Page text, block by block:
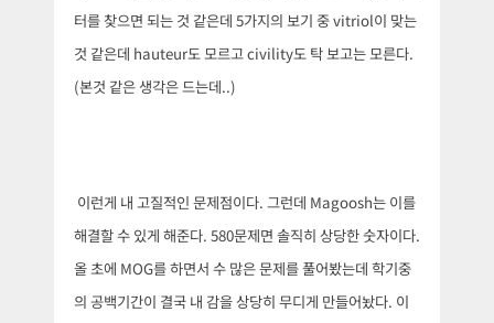
터를 찾으면 되는 것 같은데 5가지의 보기 중 vitriol이 맞는
것 같은데 hauteur도 모르고 civility도 탁 보고는 모른다.
(본것 같은 생각은 드는데..)
이런게 내 고질적인 문제점이다. 그런데 Magoosh는 이를
해결할 수 있게 해준다. 580문제면 솔직히 상당한 숫자이다.
올 초에 MOG를 하면서 수 많은 문제를 풀어봤는데 학기중
의 공백기간이 결국 내 감을 상당히 무디게 만들어놨다. 이